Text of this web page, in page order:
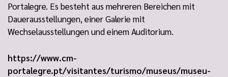
Portalegre. Es besteht aus mehreren Bereichen mit
Dauerausstellungen, einer Galerie mit
Wechselausstellungen und einem Auditorium.
https://www.cm-
portalegre.pt/visitantes/turismo/museus/museu-